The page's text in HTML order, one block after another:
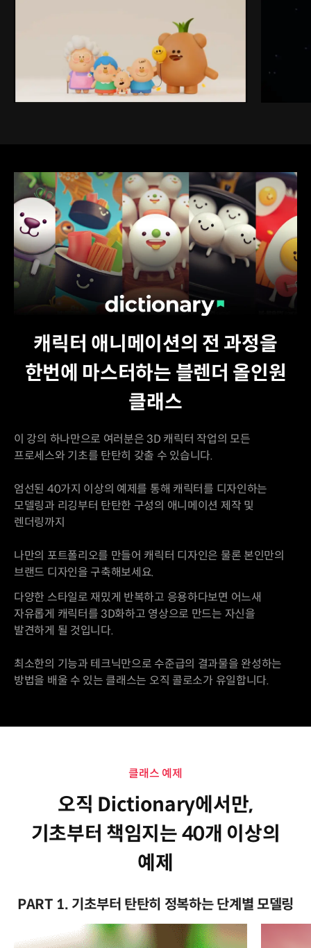
캐릭터 애니메이션의 전 과정을
한번에 마스터하는 블렌더 올인원
클래스
이 강의 하나만으로 여러분은 3D 캐릭터 작업의 모든
프로세스와 기초를 탄탄히 갖출 수 있습니다.
엄선된 40가지 이상의 예제를 통해 캐릭터를 디자인하는
모델링과 리깅부터 탄탄한 구성의 애니메이션 제작 및
렌더링까지
나만의 포트폴리오를 만들어 캐릭터 디자인은 물론 본인만의
브랜드 디자인을 구축해보세요.
다양한 스타일로 재밌게 반복하고 응용하다보면 어느새
자유롭게 캐릭터를 3D화하고 영상으로 만드는 자신을
발견하게 될 것입니다.
최소한의 기능과 테크닉만으로 수준급의 결과물을 완성하는
방법을 배울 수 있는 클래스는 오직 콜로소가 유일합니다.
클래스 예제
오직 Dictionary에서만,
기초부터 책임지는 40개 이상의
예제
PART 1. 기초부터 탄탄히 정복하는 단계별 모델링